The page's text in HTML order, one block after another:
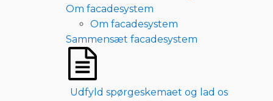
Om facadesystem
Om facadesystem
Sammensæt facadesystem
Udfyld spørgeskemaet og lad os